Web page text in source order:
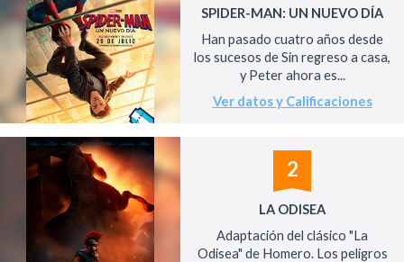
SPIDER-MAN: UN NUEVO DÍA
Han pasado cuatro años desde
los sucesos de Sin regreso a casa,
y Peter ahora es...
Ver datos y Calificaciones
2
LA ODISEA
Adaptación del clásico "La
Odisea" de Homero. Los peligros